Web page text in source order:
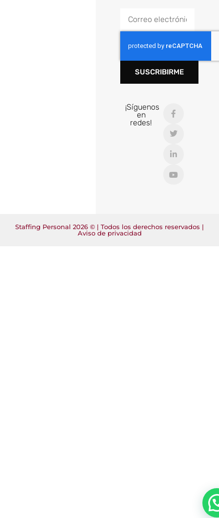
SUSCRIBIRME
¡Síguenos
en
redes!
Staffing Personal 2026 © | Todos los derechos reservados |
Aviso de privacidad